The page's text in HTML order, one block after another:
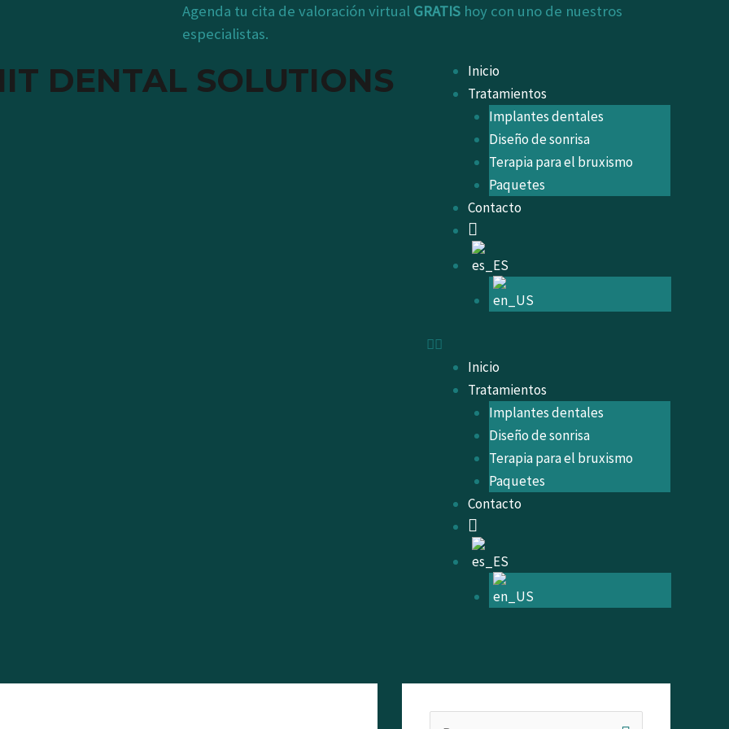
Agenda tu cita de valoración virtual GRATIS hoy con uno de nuestros
especialistas.
DENTAL SOLUTIONS
Inicio
Tratamientos
Implantes dentales
Diseño de sonrisa
Terapia para el bruxismo
Paquetes
Contacto
Inicio
Tratamientos
Implantes dentales
Diseño de sonrisa
Terapia para el bruxismo
Paquetes
Contacto